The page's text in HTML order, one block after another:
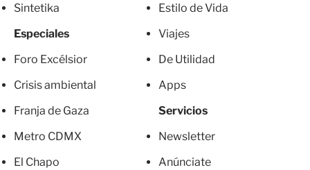
Sintetika
Especiales
Foro Excélsior
Crisis ambiental
Franja de Gaza
Metro CDMX
El Chapo
Estilo de Vida
Viajes
De Utilidad
Apps
Servicios
Newsletter
Anúnciate